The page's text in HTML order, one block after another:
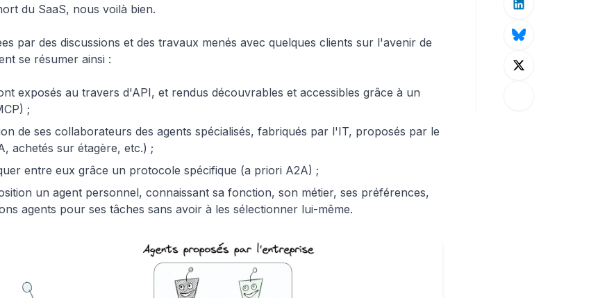
du SaaS, nous voilà bien.
par des discussions et des travaux menés avec quelques clients sur l'avenir de
se résumer ainsi :
exposés au travers d'API, et rendus découvrables et accessibles grâce à un
) ;
de ses collaborateurs des agents spécialisés, fabriqués par l'IT, proposés par le
achetés sur étagère, etc.) ;
entre eux grâce un protocole spécifique (a priori A2A) ;
un agent personnel, connaissant sa fonction, son métier, ses préférences,
agents pour ses tâches sans avoir à les sélectionner lui-même.